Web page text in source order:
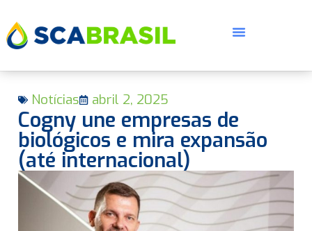
Notícias abril 2, 2025
Cogny une empresas de
biológicos e mira expansão
(até internacional)